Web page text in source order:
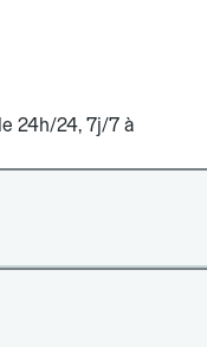
24h/24, 7j/7 à